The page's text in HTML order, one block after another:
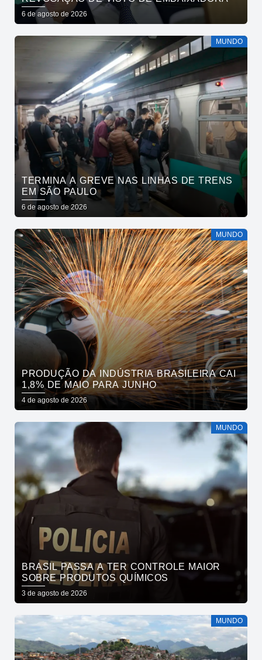
6 de agosto de 2026
MUNDO
TERMINA A GREVE NAS LINHAS DE TRENS
EM SÃO PAULO
6 de agosto de 2026
MUNDO
PRODUÇÃO DA INDÚSTRIA BRASILEIRA CAI
1,8% DE MAIO PARA JUNHO
4 de agosto de 2026
MUNDO
BRASIL PASSA A TER CONTROLE MAIOR
SOBRE PRODUTOS QUÍMICOS
3 de agosto de 2026
MUNDO